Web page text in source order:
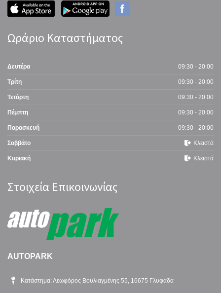
Ωράριο Καταστήματος
Δευτέρα 09:30 - 20:00
Τρίτη 09:30 - 20:00
Τετάρτη 09:30 - 20:00
Πέμπτη 09:30 - 20:00
Παρασκευή 09:30 - 20:00
Σαββάτο Κλειστά
Κυριακή Κλειστά
Στοιχεία Επικοινωνίας
AUTOPARK
Κατάστημα: Λεωφόρος Βουλιαγμένης 55, 16675 Γλυφάδα